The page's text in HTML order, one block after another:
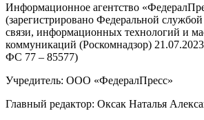
Информационное агентство
(зарегистрировано Федеральной
связи, информационных технологий и
коммуникаций (Роскомнадзор)
ФС 77 – 85577)
Учредитель: ООО «ФедералПресс»
Главный редактор: Оксак Наталья